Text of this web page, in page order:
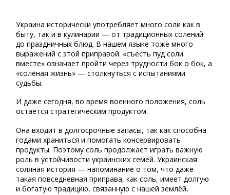
Украина исторически употребляет много соли как в
быту, так и в кулинарии — от традиционных солений
до праздничных блюд. В нашем языке тоже много
выражений с этой приправой: «съесть пуд соли
вместе» означает пройти через трудности бок о бок, а
«солёная жизнь» — столкнуться с испытаниями
судьбы.
И даже сегодня, во время военного положения, соль
остаётся стратегическим продуктом.
Она входит в долгосрочные запасы, так как способна
годами храниться и помогать консервировать
продукты. Поэтому соль продолжает играть важную
роль в устойчивости украинских семей. Украинская
соляная история — напоминание о том, что даже
такая повседневная приправа, как соль, имеет долгую
и богатую традицию, связанную с нашей землёй,